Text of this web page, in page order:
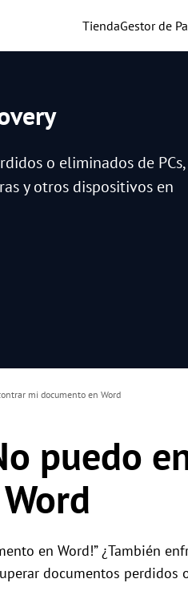
TiendaGestor de
o eliminados de PCs,
y otros dispositivos en
mi documento en Word
puedo
en Word!” ¿También
documentos perdidos